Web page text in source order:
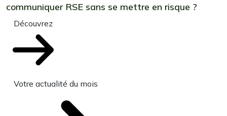
communiquer RSE sans se mettre en risque ?
Découvrez
Votre actualité du mois